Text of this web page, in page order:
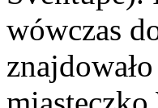
wówczas